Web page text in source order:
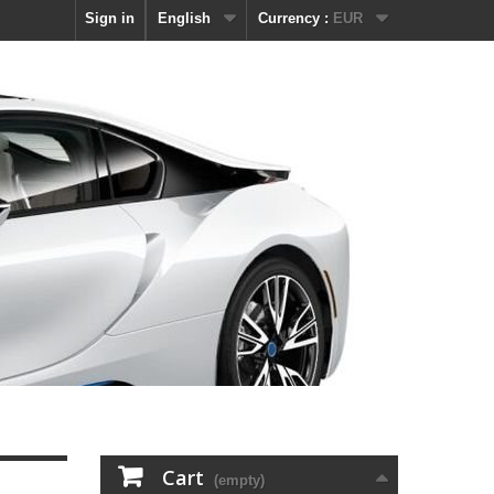
Currency : EUR
English
Sign in
Cart (empty)